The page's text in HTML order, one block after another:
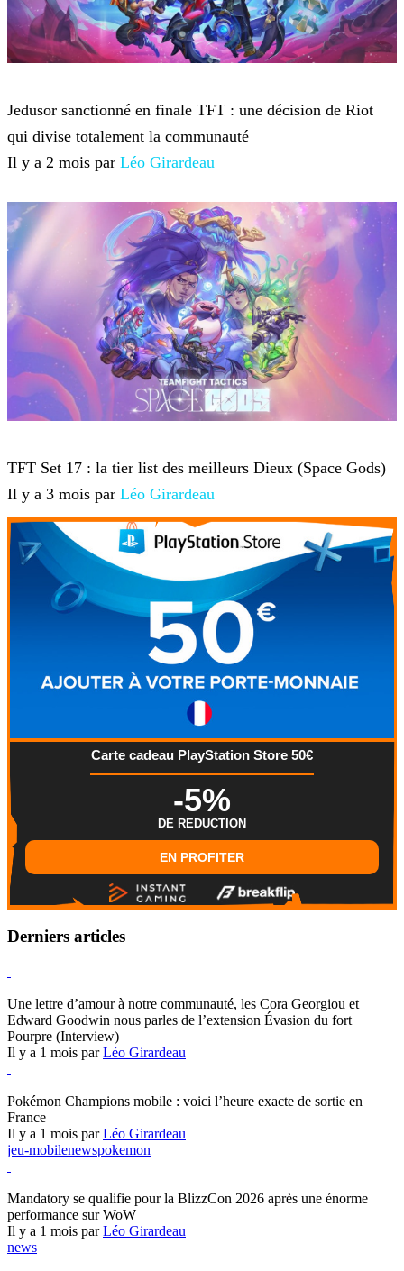
Jedusor sanctionné en finale TFT : une décision de Riot
qui divise totalement la communauté
Il y a 2 mois par Léo Girardeau
TFT Set 17 : la tier list des meilleurs Dieux (Space Gods)
Il y a 3 mois par Léo Girardeau
Carte cadeau PlayStation Store 50€
-5%
DE REDUCTION
EN PROFITER
Derniers articles
Une lettre d’amour à notre communauté, les Cora Georgiou et
Edward Goodwin nous parles de l’extension Évasion du fort
Pourpre (Interview)
Il y a 1 mois parLéo Girardeau
Pokémon Champions mobile : voici l’heure exacte de sortie en
France
Il y a 1 mois parLéo Girardeau
jeu-mobilenewspokemon
Mandatory se qualifie pour la BlizzCon 2026 après une énorme
performance sur WoW
Il y a 1 mois parLéo Girardeau
news